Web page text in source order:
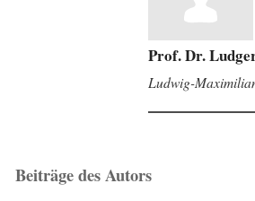
Prof. Dr.
Ludwig-
Beiträge des Autors